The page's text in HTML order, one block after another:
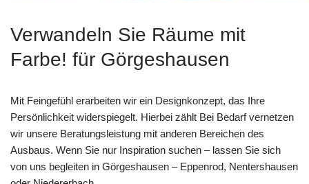
Verwandeln Sie Räume mit
Farbe! für Görgeshausen
Mit Feingefühl erarbeiten wir ein Designkonzept, das Ihre
Persönlichkeit widerspiegelt. Hierbei zählt Bei Bedarf vernetzen
wir unsere Beratungsleistung mit anderen Bereichen des
Ausbaus. Wenn Sie nur Inspiration suchen – lassen Sie sich
von uns begleiten in Görgeshausen – Eppenrod, Nentershausen